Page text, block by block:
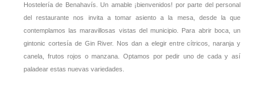
Hostelería de Benahavís. Un amable ¡bienvenidos! por parte del personal
del restaurante nos invita a tomar asiento a la mesa, desde la que
contemplamos las maravillosas vistas del municipio. Para abrir boca, un
gintonic cortesía de Gin River. Nos dan a elegir entre cítricos, naranja y
canela, frutos rojos o manzana. Optamos por pedir uno de cada y así
paladear estas nuevas variedades.